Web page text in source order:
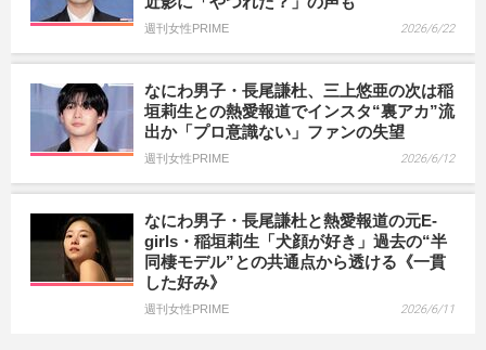
週刊女性PRIME 2026/6/22
なにわ男子・長尾謙杜、三上悠亜の次は稲
垣莉生との熱愛報道でインスタ“裏アカ”流
出か「プロ意識ない」ファンの失望
週刊女性PRIME 2026/6/12
なにわ男子・長尾謙杜と熱愛報道の元E-
girls・稲垣莉生「犬顔が好き」過去の“半
同棲モデル”との共通点から透ける《一貫
した好み》
週刊女性PRIME 2026/6/11